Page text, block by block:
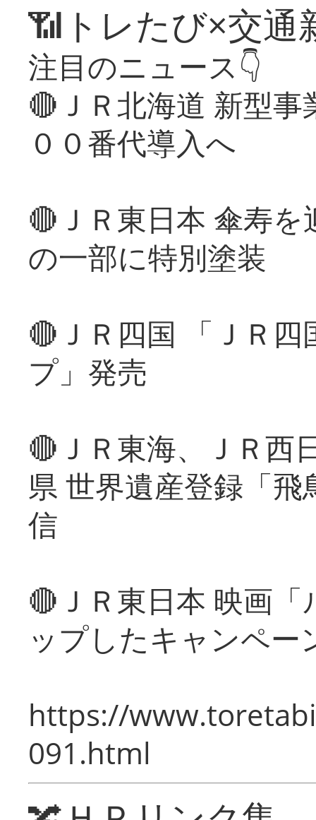
📶トレたび×交通
注目のニュース👇
🔴ＪＲ北海道 新型
００番代導入へ
🔴ＪＲ東日本 傘寿
の一部に特別塗装
🔴ＪＲ四国 「ＪＲ
プ」発売
🔴ＪＲ東海、ＪＲ西
県 世界遺産登録「
信
🔴ＪＲ東日本 映画
ップしたキャンペー
https://
091.html